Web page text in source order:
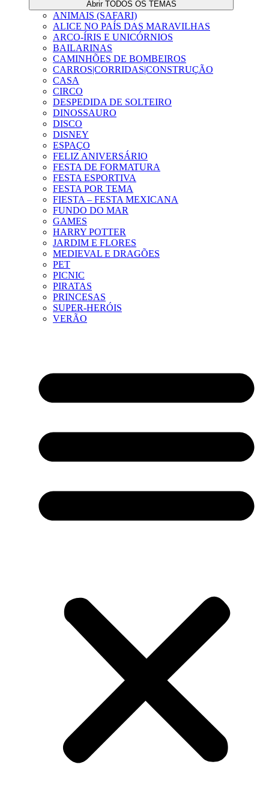
Abrir TODOS OS TEMAS
ANIMAIS (SAFARI)
ALICE NO PAÍS DAS MARAVILHAS
ARCO-ÍRIS E UNICÓRNIOS
BAILARINAS
CAMINHÕES DE BOMBEIROS
CARROS|CORRIDAS|CONSTRUÇÃO
CASA
CIRCO
DESPEDIDA DE SOLTEIRO
DINOSSAURO
DISCO
DISNEY
ESPAÇO
FELIZ ANIVERSÁRIO
FESTA DE FORMATURA
FESTA ESPORTIVA
FESTA POR TEMA
FIESTA – FESTA MEXICANA
FUNDO DO MAR
GAMES
HARRY POTTER
JARDIM E FLORES
MEDIEVAL E DRAGÕES
PET
PICNIC
PIRATAS
PRINCESAS
SUPER-HERÓIS
VERÃO